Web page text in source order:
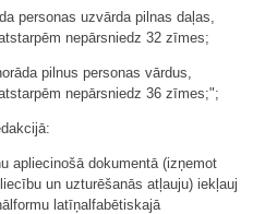
personas uzvārda pilnas daļas,
nepārsniedz 32 zīmes;
pilnus personas vārdus,
nepārsniedz 36 zīmes;";
apliecinošā dokumentā (izņemot
un uzturēšanās atļauju) iekļauj
latīņalfabētiskajā